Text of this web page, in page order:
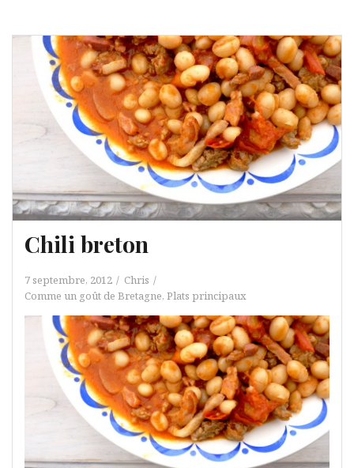
Chili breton
7 septembre, 2012
Chris
Comme un goût de Bretagne, Plats principaux